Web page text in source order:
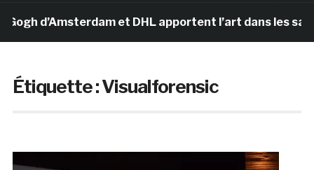
d’Amsterdam et DHL apportent l’art dans les salles
Étiquette :Visualforensic